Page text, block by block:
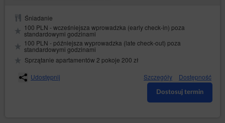
Śniadanie
100 PLN - wcześniejsza wprowadzka (early check-in) poza
standardowymi godzinami
100 PLN - późniejsza wyprowadzka (late check-out) poza
standardowymi godzinami
Sprzątanie apartamentów 2 pokoje 200 zł
Udostępnij
Szczegóły Dostępność
Dostosuj termin